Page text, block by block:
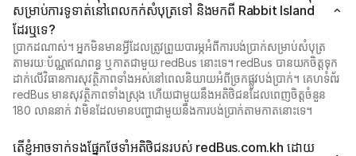
សម្រាប់ការទូទាត់នៅពេលកក់សំបុត្រទៅ និងមកពី Rabbit Island
ដែរឬទេ?
ប្រាកដណាស់។ អ្នកមិនមានអ្វីដែលត្រូវព្រួយបារម្ភអំពីការបង់ប្រាក់សម្រាប់សំបុត្រ
តាមរយៈប័ណ្ណឥណពន្ធ ឬកាតជាមួយ redBus នោះទេ។ redBus បានយកចិត្តទុក
ដាក់លើវិធានការសុវត្ថិភាពទាំងអស់នៅពេលនិយាយអំពីច្រកផ្លូវបង់ប្រាក់។ គេហទំព័រ
redBus មានសុវត្ថិភាពទាំងស្រុង ហើយជាមួយនឹងអតិថិជនដែលពេញចិត្តចំនួន
180 លាននាក់ វាមិនដែលមានបញ្ហាជាមួយនឹងការបង់ប្រាក់តាមកាតនោះទេ។
តើខ្ញុំអាចទាក់ទងផ្នែកថែទាំអតិថិជនរបស់ redBus.com.kh ដោយ